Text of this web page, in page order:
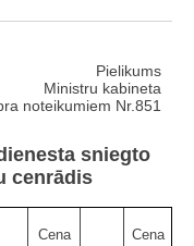
Pielikums
Ministru kabineta
noteikumiem Nr.851
sniegto
cenrādis
Cena
Cena